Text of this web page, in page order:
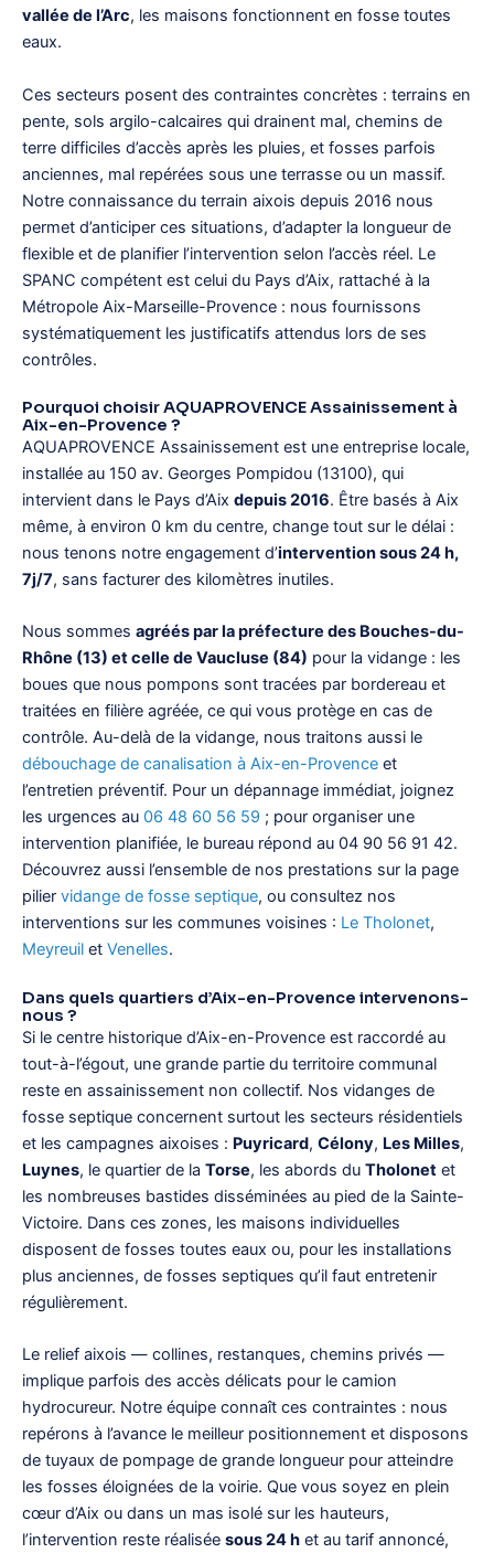
vallée de l’Arc, les maisons fonctionnent en fosse toutes
eaux.
Ces secteurs posent des contraintes concrètes : terrains en
pente, sols argilo-calcaires qui drainent mal, chemins de
terre difficiles d’accès après les pluies, et fosses parfois
anciennes, mal repérées sous une terrasse ou un massif.
Notre connaissance du terrain aixois depuis 2016 nous
permet d’anticiper ces situations, d’adapter la longueur de
flexible et de planifier l’intervention selon l’accès réel. Le
SPANC compétent est celui du Pays d’Aix, rattaché à la
Métropole Aix-Marseille-Provence : nous fournissons
systématiquement les justificatifs attendus lors de ses
contrôles.
Pourquoi choisir AQUAPROVENCE Assainissement à
Aix-en-Provence ?
AQUAPROVENCE Assainissement est une entreprise locale,
installée au 150 av. Georges Pompidou (13100), qui
intervient dans le Pays d’Aix depuis 2016. Être basés à Aix
même, à environ 0 km du centre, change tout sur le délai :
nous tenons notre engagement d’intervention sous 24 h,
7j/7, sans facturer des kilomètres inutiles.
Nous sommes agréés par la préfecture des Bouches-du-
Rhône (13) et celle de Vaucluse (84) pour la vidange : les
boues que nous pompons sont tracées par bordereau et
traitées en filière agréée, ce qui vous protège en cas de
contrôle. Au-delà de la vidange, nous traitons aussi le
débouchage de canalisation à Aix-en-Provence et
l’entretien préventif. Pour un dépannage immédiat, joignez
les urgences au 06 48 60 56 59 ; pour organiser une
intervention planifiée, le bureau répond au 04 90 56 91 42.
Découvrez aussi l’ensemble de nos prestations sur la page
pilier vidange de fosse septique, ou consultez nos
interventions sur les communes voisines : Le Tholonet,
Meyreuil et Venelles.
Dans quels quartiers d’Aix-en-Provence intervenons-
nous ?
Si le centre historique d’Aix-en-Provence est raccordé au
tout-à-l’égout, une grande partie du territoire communal
reste en assainissement non collectif. Nos vidanges de
fosse septique concernent surtout les secteurs résidentiels
et les campagnes aixoises : Puyricard, Célony, Les Milles,
Luynes, le quartier de la Torse, les abords du Tholonet et
les nombreuses bastides disséminées au pied de la Sainte-
Victoire. Dans ces zones, les maisons individuelles
disposent de fosses toutes eaux ou, pour les installations
plus anciennes, de fosses septiques qu’il faut entretenir
régulièrement.
Le relief aixois — collines, restanques, chemins privés —
implique parfois des accès délicats pour le camion
hydrocureur. Notre équipe connaît ces contraintes : nous
repérons à l’avance le meilleur positionnement et disposons
de tuyaux de pompage de grande longueur pour atteindre
les fosses éloignées de la voirie. Que vous soyez en plein
cœur d’Aix ou dans un mas isolé sur les hauteurs,
l’intervention reste réalisée sous 24 h et au tarif annoncé,